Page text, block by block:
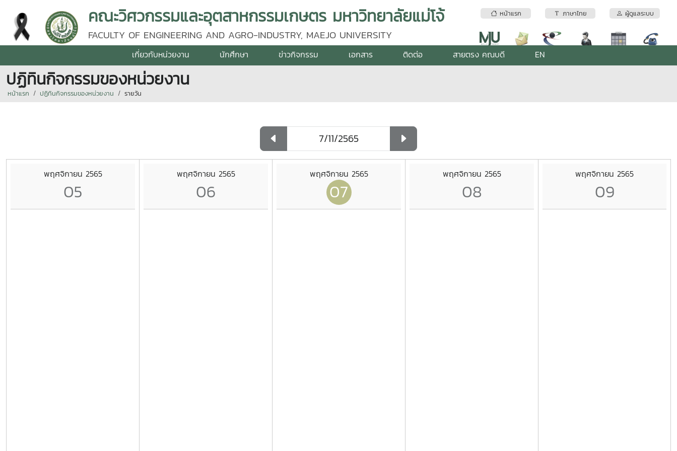
หน้าแรก ภาษาไทย ผู้ดูแลระบบ
คณะวิศวกรรมและอุตสาหกรรมเกษตร มหาวิทยาลัยแม่โจ้
FACULTY OF ENGINEERING AND AGRO-INDUSTRY, MAEJO UNIVERSITY
เกี่ยวกับหน่วยงาน นักศึกษา ข่าวกิจกรรม เอกสาร ติดต่อ สายตรง คณบดี EN
ปฏิทินกิจกรรมของหน่วยงาน
หน้าแรก ปฏิทินกิจกรรมของหน่วยงาน รายวัน
พฤศจิกายน 2565
05
พฤศจิกายน 2565
06
พฤศจิกายน 2565
07
พฤศจิกายน 2565
08
พฤศจิกายน 2565
09